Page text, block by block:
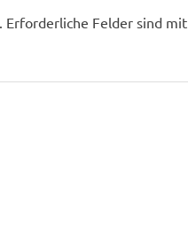
Erforderliche Felder sind mit